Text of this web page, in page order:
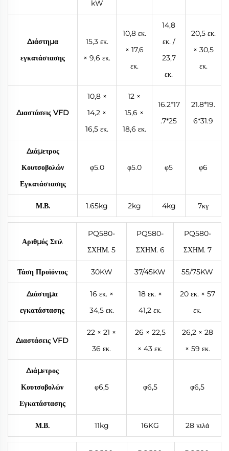
kW
Διάστημα
εγκατάστασης
15,3 εκ.
× 9,6 εκ.
10,8 εκ.
× 17,6
εκ.
14,8
εκ. /
23,7
εκ.
20,5 εκ.
× 30,5
εκ.
Διαστάσεις VFD
10,8 ×
14,2 ×
16,5 εκ.
12 ×
15,6 ×
18,6 εκ.
16.2*17
.7*25
21.8*19.
6*31.9
Διάμετρος
Κουτσοβολών
Εγκατάστασης
φ5.0 φ5.0 φ5 φ6
Μ.Β. 1.65kg 2kg 4kg 7κγ
Αριθμός Στιλ
PQ580-
ΣΧΗΜ. 5
PQ580-
ΣΧΗΜ. 6
PQ580-
ΣΧΗΜ. 7
Τάση Προϊόντος 30KW 37/45KW 55/75KW
Διάστημα
εγκατάστασης
16 εκ. ×
34,5 εκ.
18 εκ. ×
41,2 εκ.
20 εκ. × 57
εκ.
Διαστάσεις VFD
22 × 21 ×
36 εκ.
26 × 22,5
× 43 εκ.
26,2 × 28
× 59 εκ.
Διάμετρος
Κουτσοβολών
Εγκατάστασης
φ6,5 φ6,5 φ6,5
Μ.Β. 11kg 16KG 28 κιλά